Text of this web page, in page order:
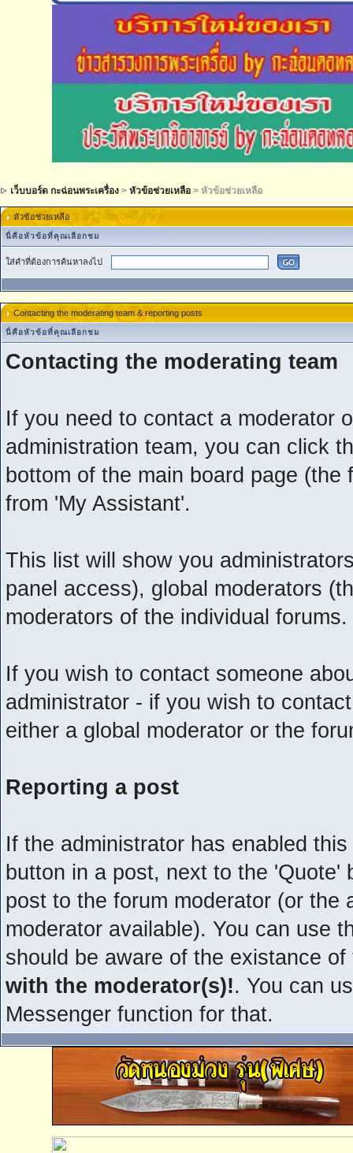
เว็บบอร์ด กะฉ่อนพระเครื่อง > หัวข้อช่วยเหลือ > หัวข้อช่วยเหลือ
หัวข้อช่วยเหลือ
นี่คือหัวข้อที่คุณเลือกชม
ใส่คำที่ต้องการค้นหาลงไป
Contacting the moderating team & reporting posts
นี่คือหัวข้อที่คุณเลือกชม
Contacting the moderating team
If you need to contact a moderator
administration team, you can click
bottom of the main board page
from 'My Assistant'.
This list will show you
panel access), global moderators
moderators of the individual forums.
If you wish to contact someone
administrator - if you wish to
either a global moderator or the
Reporting a post
If the administrator has enabled
button in a post, next to the
post to the forum moderator (or
moderator available). You can use
should be aware of the existance
with the moderator(s)!. You can
Messenger function for that.